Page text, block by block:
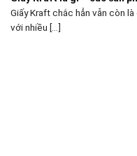
Giấy Kraft chắc hẳn vẫn còn
với nhiều [...]